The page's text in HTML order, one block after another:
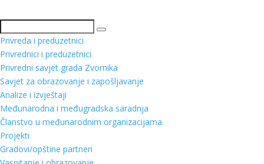
Pretraga
Privreda i preduzetnici
Privrednici i preduzetnici
Privredni savjet grada Zvornika
Savjet za obrazovanje i zapošljavanje
Analize i izvještaji
Međunarodna i međugradska saradnja
Članstvo u međunarodnim organizacijama
Projekti
Gradovi/opštine partneri